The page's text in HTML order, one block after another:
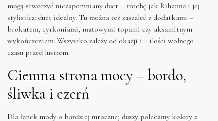
mogą stworzyć niezapomniany duet – trochę jak Rihanna i jej
stylistka: duet idealny. Tu można też zaszaleć z dodatkami –
brokatem, cyrkoniami, matowymi topami czy aksamitnym
wykończeniem. Wszystko zależy od okazji i… ilości wolnego
czasu przed lustrem.
Ciemna strona mocy – bordo,
śliwka i czerń
Dla fanek mody o bardziej mrocznej duszy polecamy kolory z